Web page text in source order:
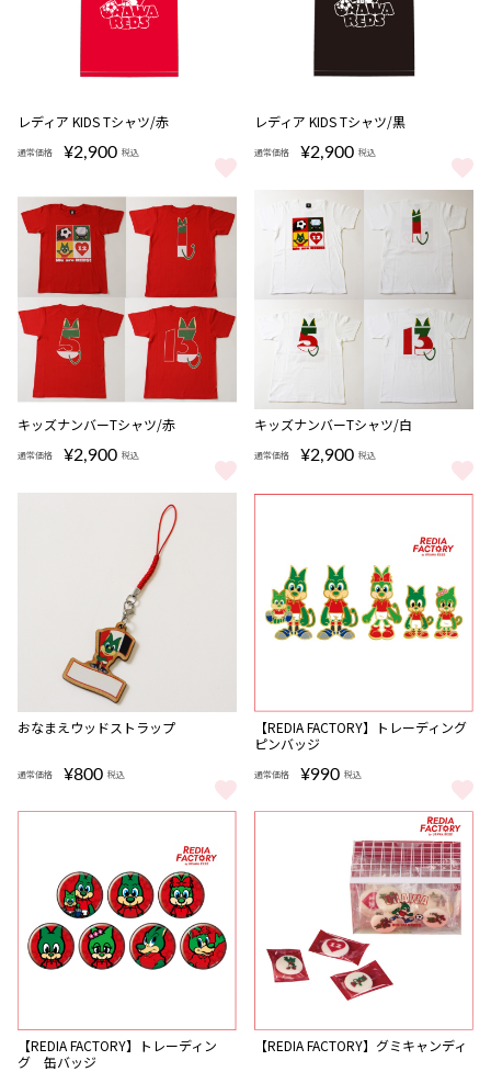
レディア KIDS Tシャツ/赤
通常価格 ¥2,900 税込
レディア KIDS Tシャツ/赤 をもっと見る
レディア KIDS Tシャツ/黒
通常価格 ¥2,900 税込
レディア KIDS Tシャツ/黒 をもっ
キッズナンバーTシャツ/赤
通常価格 ¥2,900 税込
キッズナンバーTシャツ/赤 をもっと見る
キッズナンバーTシャツ/白
通常価格 ¥2,900 税込
キッズナンバーTシャツ/白 をも
おなまえウッドストラップ
通常価格 ¥800 税込
おなまえウッドストラップ をもっと見る
【REDIA FACTORY】トレーディング
ピンバッジ
通常価格 ¥990 税込
【REDIA FACTORY】トレーデ
【REDIA FACTORY】トレーディン
グ 缶バッジ
【REDIA FACTORY】グミキャンディ